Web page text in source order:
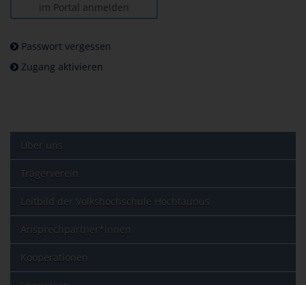
im Portal anmelden
Passwort vergessen
Zugang aktivieren
Über uns
Trägerverein
Leitbild der Volkshochschule Hochtaunus
Ansprechpartner*innen
Kooperationen